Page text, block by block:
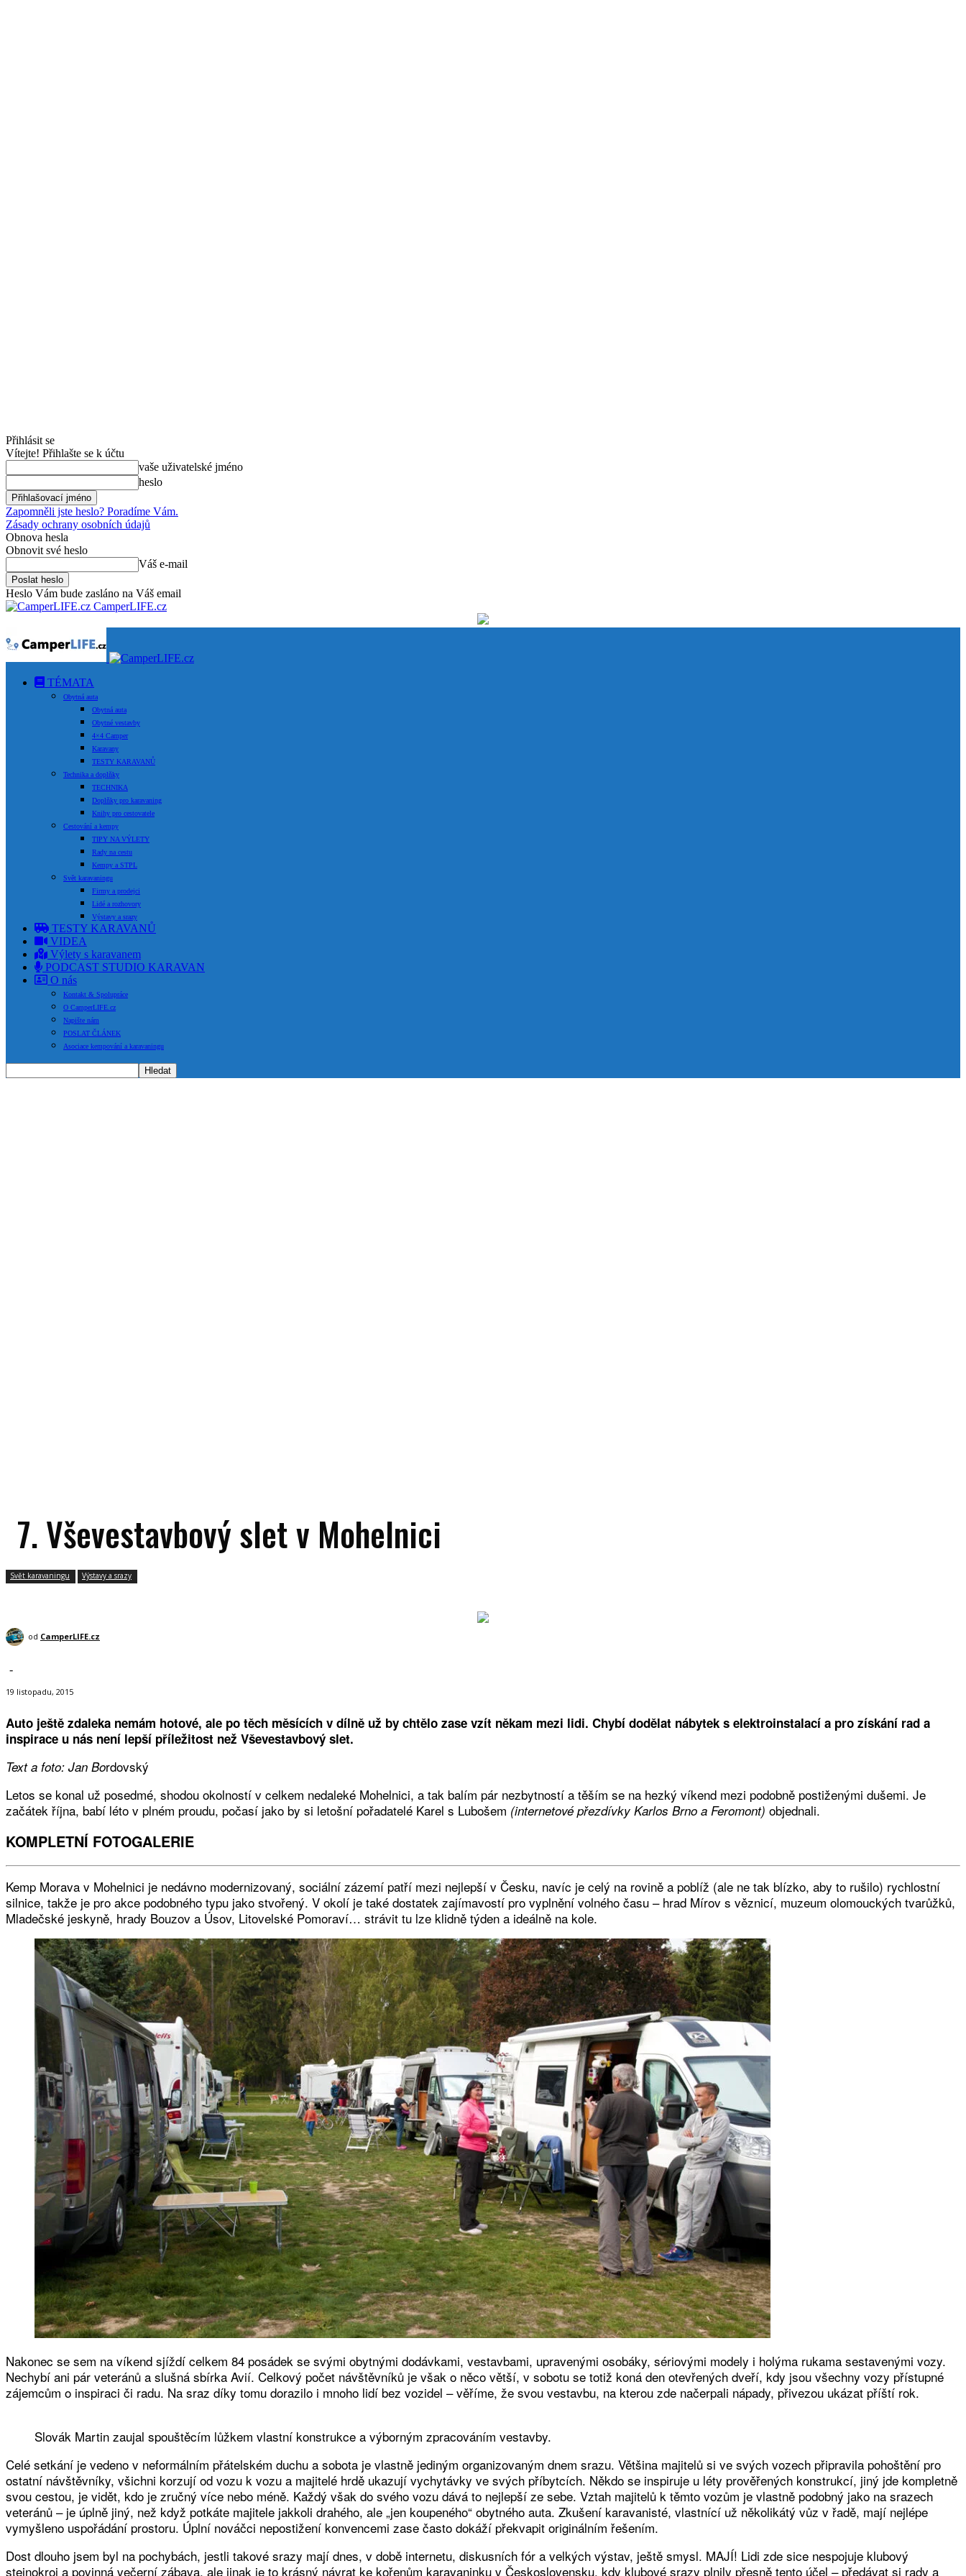
Přihlásit se
Vítejte! Přihlašte se k účtu
vaše uživatelské jméno
heslo
Zapomněli jste heslo? Poradíme Vám.
Zásady ochrany osobních údajů
Obnova hesla
Obnovit své heslo
Váš e-mail
Heslo Vám bude zasláno na Váš email
CamperLIFE.cz
TÉMATA
Obytná auta
Obytná auta
Obytné vestavby
4×4 Camper
Karavany
TESTY KARAVANŮ
Technika a doplňky
TECHNIKA
Doplňky pro karavaning
Knihy pro cestovatele
Cestování a kempy
TIPY NA VÝLETY
Rady na cestu
Kempy a STPL
Svět karavaningu
Firmy a prodejci
Lidé a rozhovory
Výstavy a srazy
TESTY KARAVANŮ
VIDEA
Výlety s karavanem
PODCAST STUDIO KARAVAN
O nás
Kontakt & Spolupráce
O CamperLIFE.cz
Napište nám
POSLAT ČLÁNEK
Asociace kempování a karavaningu
7. Vševestavbový slet v Mohelnici
Svět karavaningu Výstavy a srazy
od CamperLIFE.cz
-
19 listopadu, 2015
Auto ještě zdaleka nemám hotové, ale po těch měsících v dílně už by chtělo zase vzít někam mezi lidi. Chybí dodělat nábytek s elektroinstalací a pro získání rad a
inspirace u nás není lepší příležitost než Vševestavbový slet.
Text a foto: Jan Bordovský
Letos se konal už posedmé, shodou okolností v celkem nedaleké Mohelnici, a tak balím pár nezbytností a těším se na hezký víkend mezi podobně postiženými dušemi. Je
začátek října, babí léto v plném proudu, počasí jako by si letošní pořadatelé Karel s Lubošem (internetové přezdívky Karlos Brno a Feromont) objednali.
KOMPLETNÍ FOTOGALERIE
Kemp Morava v Mohelnici je nedávno modernizovaný, sociální zázemí patří mezi nejlepší v Česku, navíc je celý na rovině a poblíž (ale ne tak blízko, aby to rušilo) rychlostní
silnice, takže je pro akce podobného typu jako stvořený. V okolí je také dostatek zajímavostí pro vyplnění volného času – hrad Mírov s věznicí, muzeum olomouckých tvarůžků,
Mladečské jeskyně, hrady Bouzov a Úsov, Litovelské Pomoraví… strávit tu lze klidně týden a ideálně na kole.
Nakonec se sem na víkend sjíždí celkem 84 posádek se svými obytnými dodávkami, vestavbami, upravenými osobáky, sériovými modely i holýma rukama sestavenými vozy.
Nechybí ani pár veteránů a slušná sbírka Avií. Celkový počet návštěvníků je však o něco větší, v sobotu se totiž koná den otevřených dveří, kdy jsou všechny vozy přístupné
zájemcům o inspiraci či radu. Na sraz díky tomu dorazilo i mnoho lidí bez vozidel – věříme, že svou vestavbu, na kterou zde načerpali nápady, přivezou ukázat příští rok.
Slovák Martin zaujal spouštěcím lůžkem vlastní konstrukce a výborným zpracováním vestavby.
Celé setkání je vedeno v neformálním přátelském duchu a sobota je vlastně jediným organizovaným dnem srazu. Většina majitelů si ve svých vozech připravila pohoštění pro
ostatní návštěvníky, všichni korzují od vozu k vozu a majitelé hrdě ukazují vychytávky ve svých příbytcích. Někdo se inspiruje u léty prověřených konstrukcí, jiný jde kompletně
svou cestou, je vidět, kdo je zručný více nebo méně. Každý však do svého vozu dává to nejlepší ze sebe. Vztah majitelů k těmto vozům je vlastně podobný jako na srazech
veteránů – je úplně jiný, než když potkáte majitele jakkoli drahého, ale „jen koupeného“ obytného auta. Zkušení karavanisté, vlastnící už několikátý vůz v řadě, mají nejlépe
vymyšleno uspořádání prostoru. Úplní nováčci nepostižení konvencemi zase často dokáží překvapit originálním řešením.
Dost dlouho jsem byl na pochybách, jestli takové srazy mají dnes, v době internetu, diskusních fór a velkých výstav, ještě smysl. MAJÍ! Lidi zde sice nespojuje klubový
stejnokroj a povinná večerní zábava, ale jinak je to krásný návrat ke kořenům karavaninku v Československu, kdy klubové srazy plnily přesně tento účel – předávat si rady a